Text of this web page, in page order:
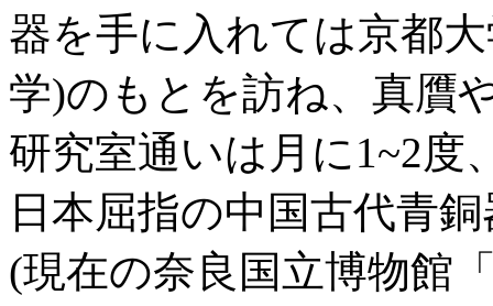
器を手に入れては京都
学)のもとを訪ね、真贋
研究室通いは月に1~2度
日本屈指の中国古代青
(現在の奈良国立博物館